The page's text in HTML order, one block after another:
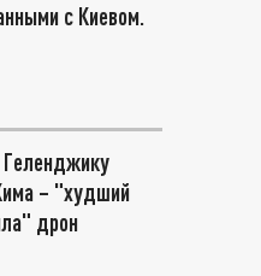
с Киевом.
Геленджику
– "худший
дрон